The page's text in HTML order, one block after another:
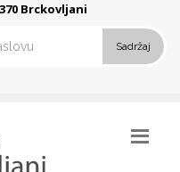
Brckovljani
Sadržaj